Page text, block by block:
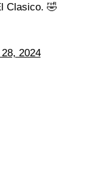
Clasico. 🤣
2024